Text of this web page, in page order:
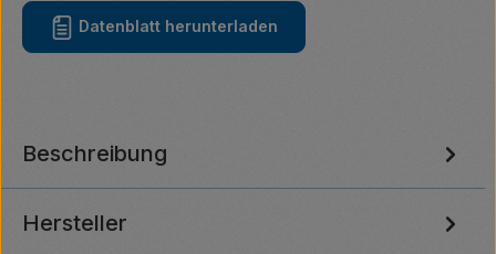
Datenblatt herunterladen
Beschreibung
Hersteller